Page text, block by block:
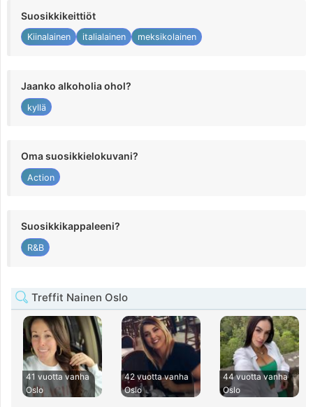
Suosikkikeittiöt
Kiinalainen italialainen meksikolainen
Jaanko alkoholia ohol?
kyllä
Oma suosikkielokuvani?
Action
Suosikkikappaleeni?
R&B
Treffit Nainen Oslo
41 vuotta vanha
Oslo
42 vuotta vanha
Oslo
44 vuotta vanha
Oslo